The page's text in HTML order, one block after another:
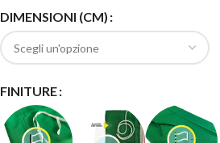
DIMENSIONI (CM)
FINITURE